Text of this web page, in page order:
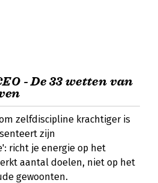
- De 33 wetten van
zelfdiscipline krachtiger is
zijn
richt je energie op het
aantal doelen, niet op het
gewoonten.